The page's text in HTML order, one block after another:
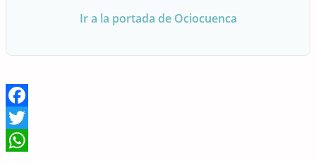
Ir a la portada de Ociocuenca
Facebook
Twitter